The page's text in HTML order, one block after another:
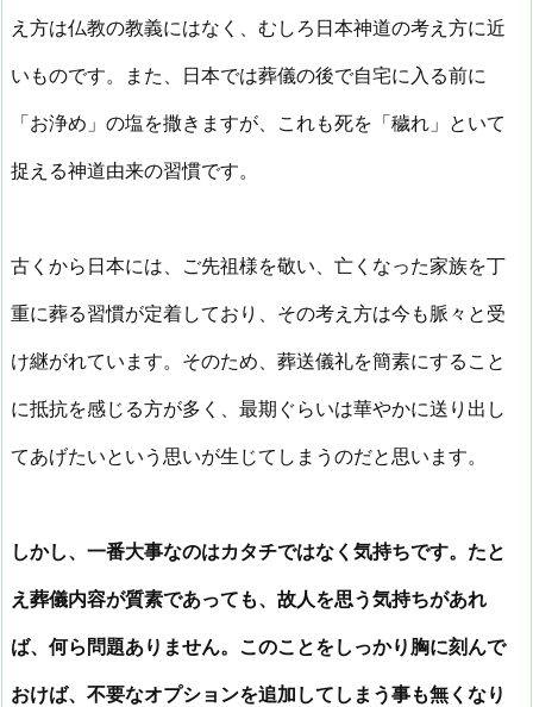
え方は仏教の教義にはなく、むしろ日本神道の考え方に近
いものです。また、日本では葬儀の後で自宅に入る前に
「お浄め」の塩を撒きますが、これも死を「穢れ」といて
捉える神道由来の習慣です。
古くから日本には、ご先祖様を敬い、亡くなった家族を丁
重に葬る習慣が定着しており、その考え方は今も脈々と受
け継がれています。そのため、葬送儀礼を簡素にすること
に抵抗を感じる方が多く、最期ぐらいは華やかに送り出し
てあげたいという思いが生じてしまうのだと思います。
しかし、一番大事なのはカタチではなく気持ちです。たと
え葬儀内容が質素であっても、故人を思う気持ちがあれ
ば、何ら問題ありません。このことをしっかり胸に刻んで
おけば、不要なオプションを追加してしまう事も無くなり